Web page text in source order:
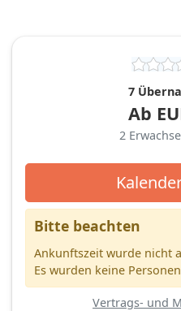
7
Ab
2
Bitte beachten
Ankunftszeit wurde nicht
Es wurden keine
Vertrags- und